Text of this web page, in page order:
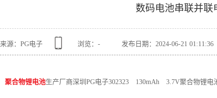
数码电池串联并联
来源：PG电子 浏览： - 发布日期：2024-06-21 01:11:36
聚合物锂电池生产厂商深圳PG电子302323 130mAh 3.7V聚合物锂电